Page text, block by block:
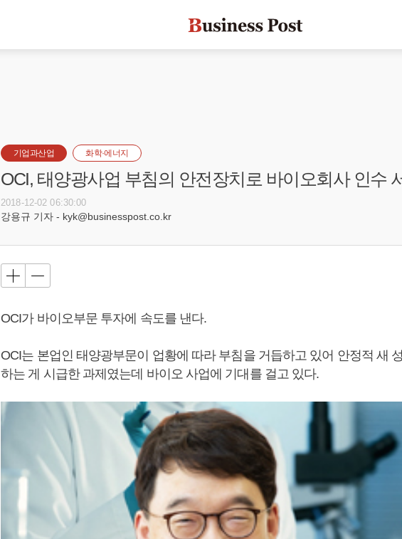
기업과산업 화학·에너지
OCI, 태양광사업 부침의 안전장치로 바이오회사 인수
2018-12-02 06:30:00
강용규 기자 - kyk@businesspost.co.kr
OCI가 바이오부문 투자에 속도를 낸다.
OCI는 본업인 태양광부문이 업황에 따라 부침을 거듭하고 있어 안정적 새
하는 게 시급한 과제였는데 바이오 사업에 기대를 걸고 있다.